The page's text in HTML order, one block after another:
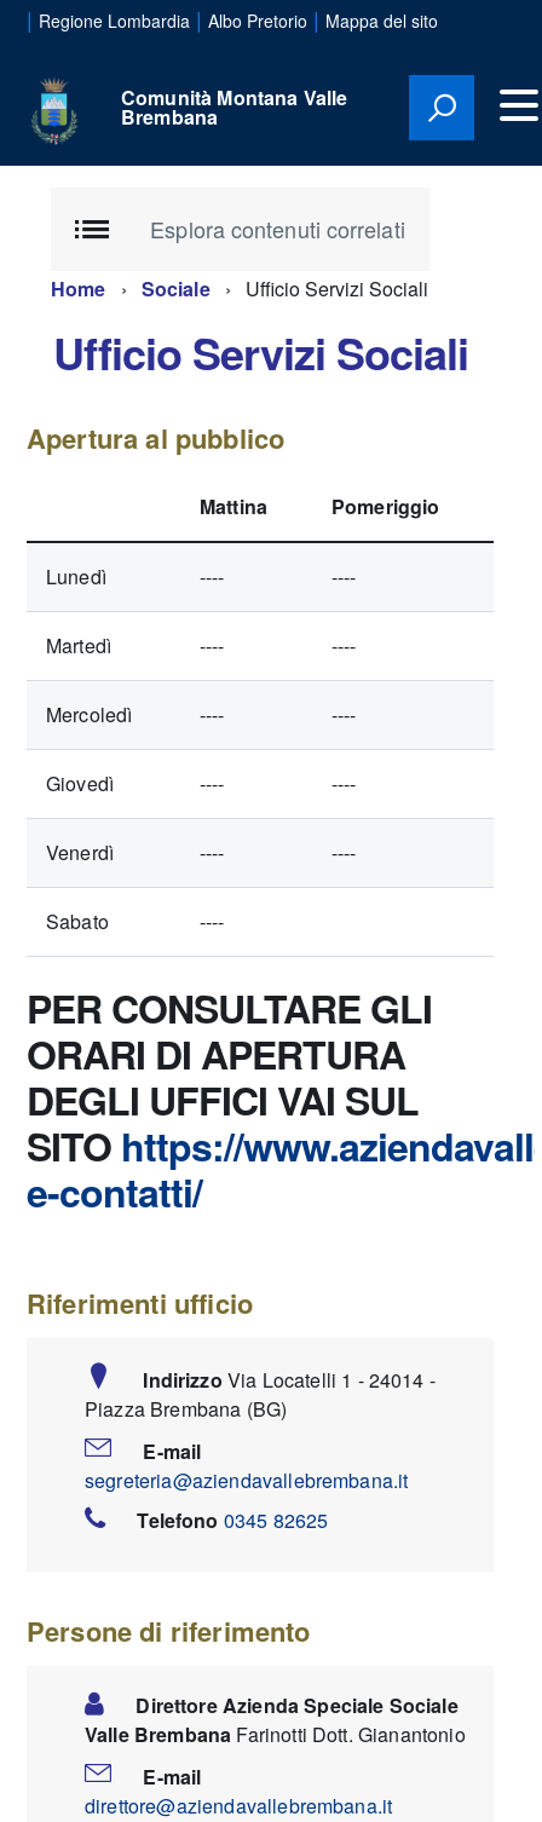
| Regione Lombardia | Albo Pretorio | Mappa del sito
Comunità Montana Valle
Brembana
Esplora contenuti correlati
Home Sociale Ufficio Servizi Sociali
Ufficio Servizi Sociali
Apertura al pubblico
Mattina Pomeriggio
Lunedì ---- ----
Martedì ---- ----
Mercoledì ---- ----
Giovedì ---- ----
Venerdì ---- ----
Sabato ----
PER CONSULTARE GLI
ORARI DI APERTURA
DEGLI UFFICI VAI SUL
SITO https://
e-contatti/
Riferimenti ufficio
Indirizzo Via Locatelli 1 - 24014 -
Piazza Brembana (BG)
E-mail
segreteria@aziendavallebrembana.it
Telefono 0345 82625
Persone di riferimento
Direttore Azienda Speciale Sociale
Valle Brembana Farinotti Dott. Gianantonio
E-mail
direttore@aziendavallebrembana.it